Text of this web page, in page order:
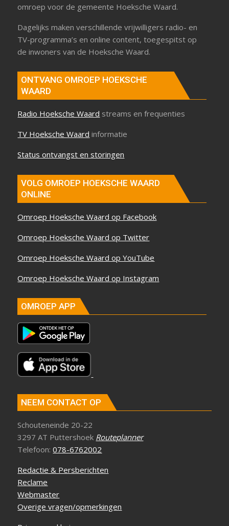
omroep voor de gemeente Hoeksche Waard.
Dagelijks maken verschillende vrijwilligers radio- en
TV-programma’s en online content, toegespitst op
de inwoners van de Hoeksche Waard.
ONTVANG OMROEP HOEKSCHE
WAARD
Radio Hoeksche Waard streams en frequenties
TV Hoeksche Waard informatie
Status ontvangst en storingen
VOLG OMROEP HOEKSCHE WAARD
ONLINE
Omroep Hoeksche Waard op Facebook
Omroep Hoeksche Waard op Twitter
Omroep Hoeksche Waard op YouTube
Omroep Hoeksche Waard op Instagram
OMROEP APP
NEEM CONTACT OP
Schouteneinde 20-22
3297 AT Puttershoek Routeplanner
Telefoon:078-6762002
Redactie & Persberichten
Reclame
Webmaster
Overige vragen/opmerkingen